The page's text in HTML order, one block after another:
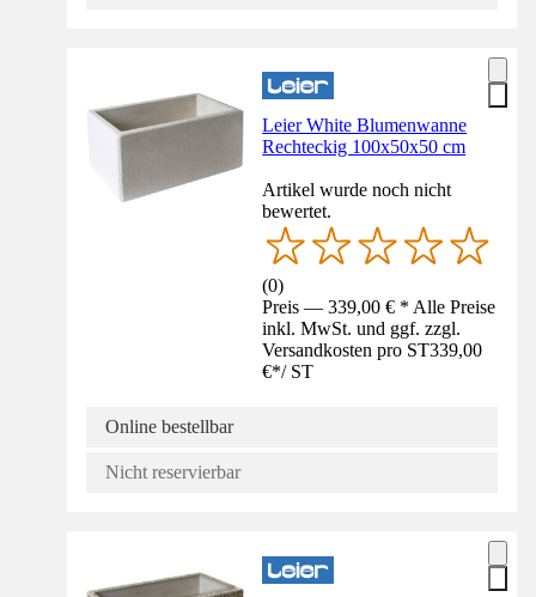
Leier White Blumenwanne
Rechteckig 100x50x50 cm
Artikel wurde noch nicht
bewertet.
(0)
Preis — 339,00 € * Alle Preise
inkl. MwSt. und ggf. zzgl.
Versandkosten pro ST339,00
€*/ ST
Online bestellbar
Nicht reservierbar